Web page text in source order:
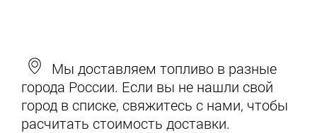
Мы доставляем топливо в разные
города России. Если вы не нашли свой
город в списке, свяжитесь с нами, чтобы
расчитать стоимость доставки.